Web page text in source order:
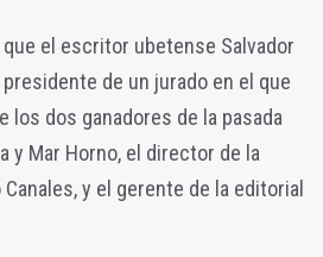
el escritor ubetense Salvador
de un jurado en el que
los dos ganadores de la pasada
y Mar Horno, el director de la
Canales, y el gerente de la editorial